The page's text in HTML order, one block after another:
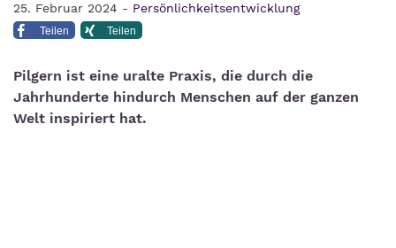
25. Februar 2024 - Persönlichkeitsentwicklung
Teilen Teilen
Pilgern ist eine uralte Praxis, die durch die
Jahrhunderte hindurch Menschen auf der ganzen
Welt inspiriert hat.